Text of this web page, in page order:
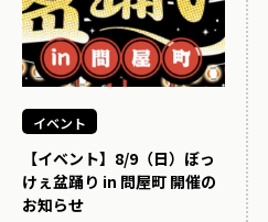
イベント
【イベント】8/9（日）ぼっ
けぇ盆踊り in 問屋町 開催の
お知らせ